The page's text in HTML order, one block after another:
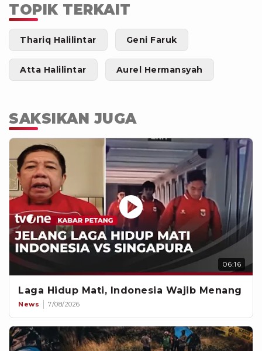
TOPIK TERKAIT
Thariq Halilintar Geni Faruk
Atta Halilintar Aurel Hermansyah
SAKSIKAN JUGA
06:16
Laga Hidup Mati, Indonesia Wajib Menang
News 7/08/2026